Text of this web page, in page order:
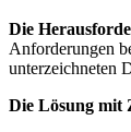
Die
Anforderungen
unterzeichneten
Die Lösung mit